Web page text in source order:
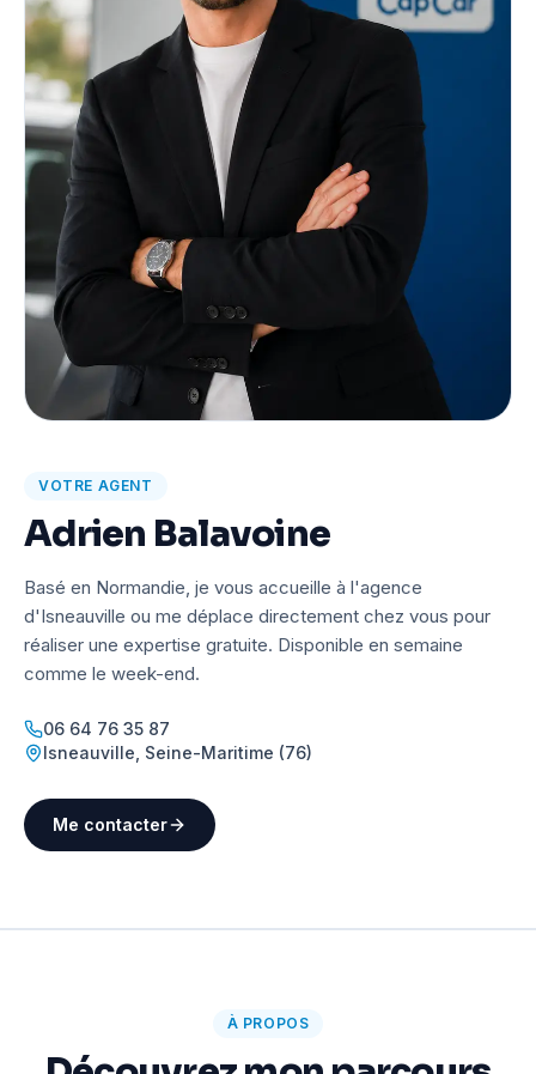
VOTRE AGENT
Adrien Balavoine
Basé en Normandie, je vous accueille à l'agence
d'Isneauville ou me déplace directement chez vous pour
réaliser une expertise gratuite. Disponible en semaine
comme le week-end.
06 64 76 35 87
Isneauville Seine-Maritime (76)
Me contacter
À PROPOS